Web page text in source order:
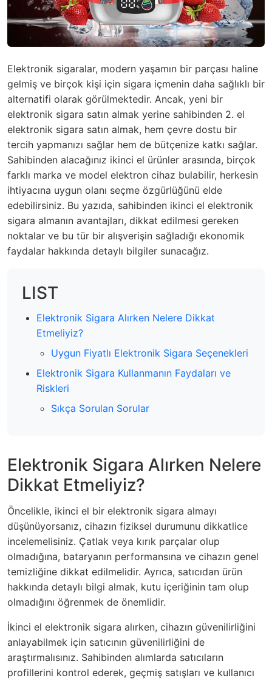
Elektronik sigaralar, modern yaşamın bir parçası haline
gelmiş ve birçok kişi için sigara içmenin daha sağlıklı bir
alternatifi olarak görülmektedir. Ancak, yeni bir
elektronik sigara satın almak yerine sahibinden 2. el
elektronik sigara satın almak, hem çevre dostu bir
tercih yapmanızı sağlar hem de bütçenize katkı sağlar.
Sahibinden alacağınız ikinci el ürünler arasında, birçok
farklı marka ve model elektron cihaz bulabilir, herkesin
ihtiyacına uygun olanı seçme özgürlüğünü elde
edebilirsiniz. Bu yazıda, sahibinden ikinci el elektronik
sigara almanın avantajları, dikkat edilmesi gereken
noktalar ve bu tür bir alışverişin sağladığı ekonomik
faydalar hakkında detaylı bilgiler sunacağız.
LIST
Elektronik Sigara Alırken Nelere Dikkat
Etmeliyiz?
Uygun Fiyatlı Elektronik Sigara Seçenekleri
Elektronik Sigara Kullanmanın Faydaları ve
Riskleri
Sıkça Sorulan Sorular
Elektronik Sigara Alırken Nelere
Dikkat Etmeliyiz?
Öncelikle, ikinci el bir elektronik sigara almayı
düşünüyorsanız, cihazın fiziksel durumunu dikkatlice
incelemelisiniz. Çatlak veya kırık parçalar olup
olmadığına, bataryanın performansına ve cihazın genel
temizliğine dikkat edilmelidir. Ayrıca, satıcıdan ürün
hakkında detaylı bilgi almak, kutu içeriğinin tam olup
olmadığını öğrenmek de önemlidir.
İkinci el elektronik sigara alırken, cihazın güvenilirliğini
anlayabilmek için satıcının güvenilirliğini de
araştırmalısınız. Sahibinden alımlarda satıcıların
profillerini kontrol ederek, geçmiş satışları ve kullanıcı